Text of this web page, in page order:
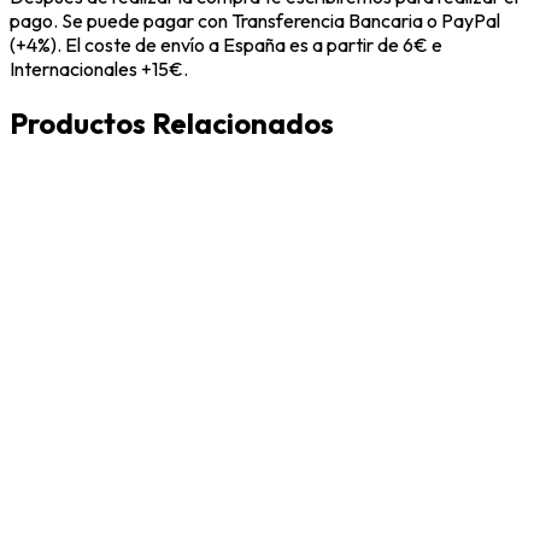
pago. Se puede pagar con Transferencia Bancaria o PayPal
(+4%). El coste de envío a España es a partir de 6€ e
Internacionales +15€.
Productos Relacionados